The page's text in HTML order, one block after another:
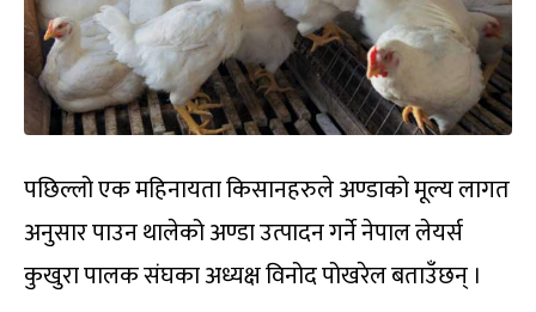
पछिल्लो एक महिनायता किसानहरुले अण्डाको मूल्य लागत
अनुसार पाउन थालेको अण्डा उत्पादन गर्ने नेपाल लेयर्स
कुखुरा पालक संघका अध्यक्ष विनोद पोखरेल बताउँछन् ।